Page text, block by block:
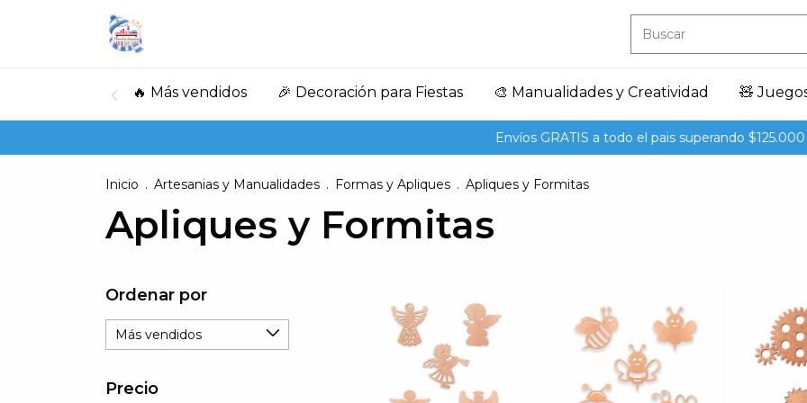
🔥 Más vendidos 🎉 Decoración para Fiestas 🎨 Manualidades y Creatividad 🧸
Envíos GRATIS a todo el pais superando $125.000
Inicio . Artesanias y Manualidades . Formas y Apliques . Apliques y Formitas
Apliques y Formitas
Ordenar por
Precio